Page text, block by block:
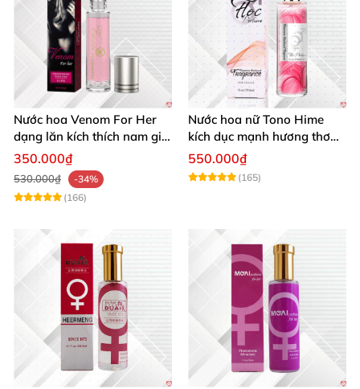
Nước hoa Venom For Her
dạng lăn kích thích nam giới
tăng ham muốn mua ngay
350.000₫
530.000₫
-34%
(166)
Nước hoa nữ Tono Hime
kích dục mạnh hương thơm
quyến rũ
550.000₫
(165)